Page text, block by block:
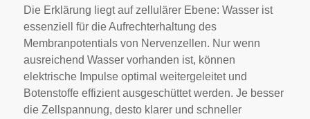
Die Erklärung liegt auf zellulärer Ebene: Wasser ist
essenziell für die Aufrechterhaltung des
Membranpotentials von Nervenzellen. Nur wenn
ausreichend Wasser vorhanden ist, können
elektrische Impulse optimal weitergeleitet und
Botenstoffe effizient ausgeschüttet werden. Je besser
die Zellspannung, desto klarer und schneller